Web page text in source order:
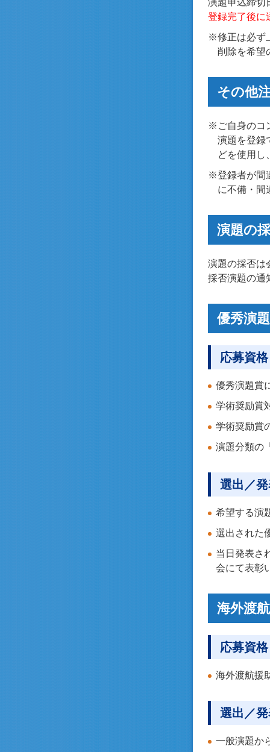
演題申込締切
登録完了後に
※修正は必ず
削除を希望
その他
※ご自身のコ
演題を登録
どを使用し
※登録者が間
に不備・間
演題の
演題の採否は
採否演題の通
優秀演
応募資格
優秀演題賞
学術奨励賞
学術奨励賞
演題分類の
選出／
希望する演
選出された
当日発表さ
会にて表彰
海外渡
応募資格
海外渡航援
選出／
一般演題か